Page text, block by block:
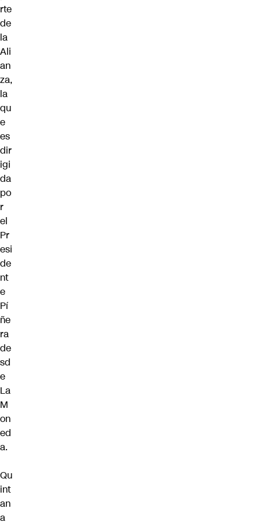
rte
de
la
Ali
an
za,
la
qu
e
es
dir
igi
da
po
r
el
Pr
esi
de
nt
e
Pí
ñe
ra
de
sd
e
La
M
on
ed
a.
Qu
int
an
a